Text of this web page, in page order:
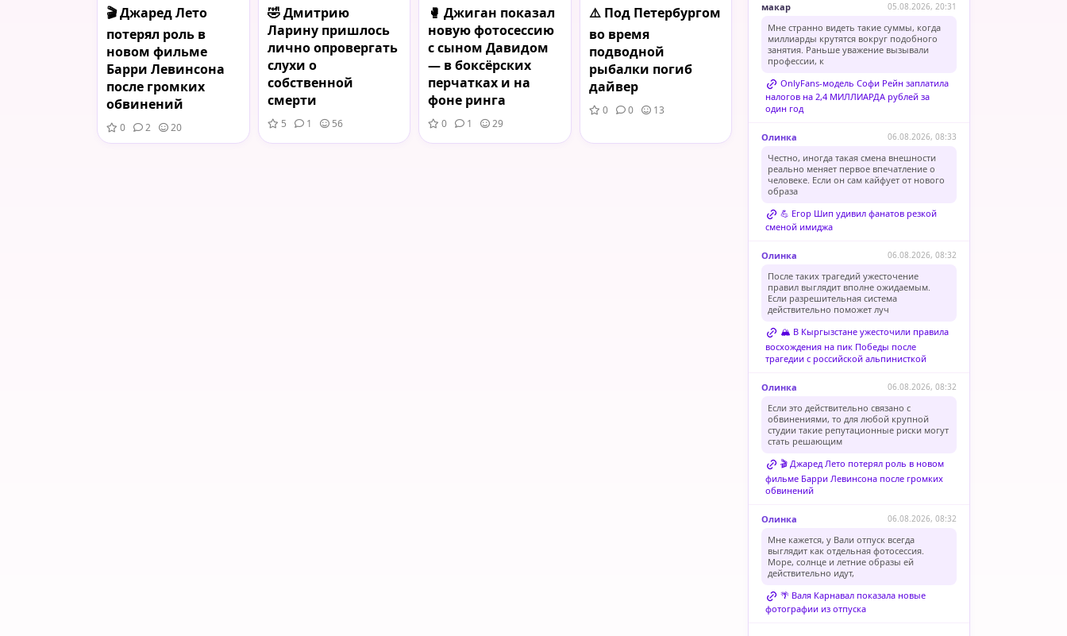
🎬 Джаред Лето
потерял роль в
новом фильме
Барри Левинсона
после громких
обвинений
0 2 20
🤣 Дмитрию
Ларину пришлось
лично опровергать
слухи о
собственной
смерти
5 1 56
🥊 Джиган показал
новую фотосессию
с сыном Давидом
— в боксёрских
перчатках и на
фоне ринга
0 1 29
⚠️ Под Петербургом
во время
подводной
рыбалки погиб
дайвер
0 0 13
макар 05.08.2026, 20:31
Мне странно видеть такие суммы, когда
миллиарды крутятся вокруг подобного
занятия. Раньше уважение вызывали
профессии, к
OnlyFans-модель Софи Рейн заплатила
налогов на 2,4 МИЛЛИАРДА рублей за
один год
Олинка 06.08.2026, 08:33
Честно, иногда такая смена внешности
реально меняет первое впечатление о
человеке. Если он сам кайфует от нового
образа
💪 Егор Шип удивил фанатов резкой
сменой имиджа
Олинка 06.08.2026, 08:32
После таких трагедий ужесточение
правил выглядит вполне ожидаемым.
Если разрешительная система
действительно поможет луч
🏔️ В Кыргызстане ужесточили правила
восхождения на пик Победы после
трагедии с российской альпинисткой
Олинка 06.08.2026, 08:32
Если это действительно связано с
обвинениями, то для любой крупной
студии такие репутационные риски могут
стать решающим
🎬 Джаред Лето потерял роль в новом
фильме Барри Левинсона после громких
обвинений
Олинка 06.08.2026, 08:32
Мне кажется, у Вали отпуск всегда
выглядит как отдельная фотосессия.
Море, солнце и летние образы ей
действительно идут,
🌴 Валя Карнавал показала новые
фотографии из отпуска